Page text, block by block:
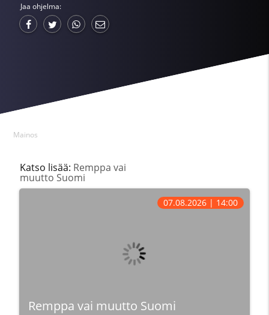
Jaa ohjelma:
Mainos
Katso lisää: Remppa vai
muutto Suomi
Remppa vai muutto Suomi
07.08.2026 | 14:00